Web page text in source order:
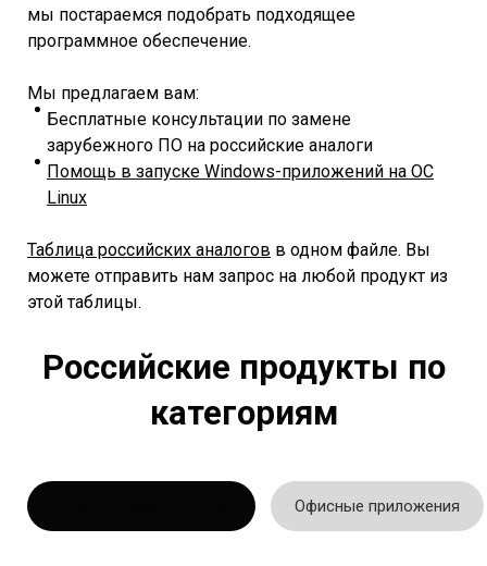
мы постараемся подобрать подходящее
программное обеспечение.
Мы предлагаем вам:
Бесплатные консультации по замене
зарубежного ПО на российские аналоги
Помощь в запуске Windows-приложений на ОС
Linux
Таблица российских аналогов в одном файле. Вы
можете отправить нам запрос на любой продукт из
этой таблицы.
Российские продукты по
категориям
Офисные приложения